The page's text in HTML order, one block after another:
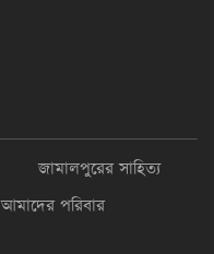
জামালপুরের সাহিত্য
আমাদের পরিবার